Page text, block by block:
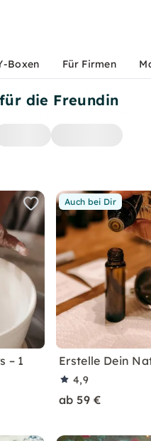
die Freundin
– 1
Auch bei Dir
Erstelle Dein
4,9
ab 59 €
Boxen Für Firmen